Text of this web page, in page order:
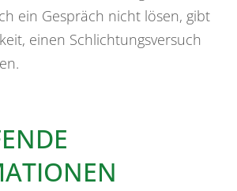
ein Gespräch nicht lösen, gibt
einen Schlichtungsversuch